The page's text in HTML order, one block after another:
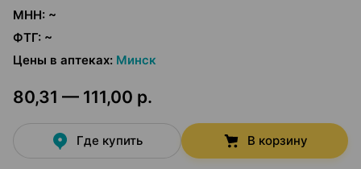
МНН: ~
ФТГ: ~
Цены в аптеках: Минск
80,31 — 111,00 р.
Где купить В корзину